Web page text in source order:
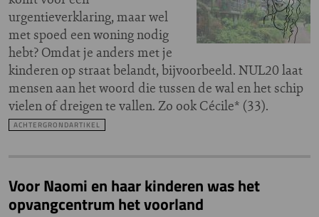
urgentieverklaring, maar wel
met spoed een woning nodig
hebt? Omdat je anders met je
kinderen op straat belandt, bijvoorbeeld. NUL20 laat
mensen aan het woord die tussen de wal en het schip
vielen of dreigen te vallen. Zo ook Cécile* (33).
ACHTERGRONDARTIKEL
Voor Naomi en haar kinderen was het
opvangcentrum het voorland